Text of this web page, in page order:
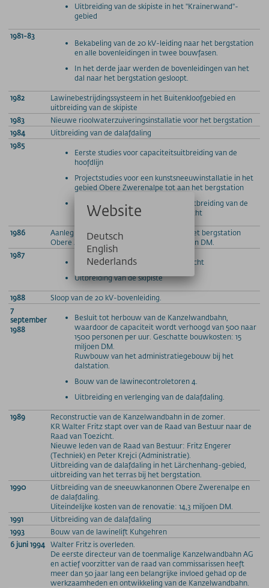
Uitbreiding van de skipiste in het "Krainerwand"-
gebied
1981-83
Bekabeling van de 20 kV-leiding naar het bergstation
en alle bovenleidingen in twee bouwfasen.
In het derde jaar werden de bovenleidingen van het
dal naar het bergstation gesloopt.
1982
Lawinebestrijdingssysteem in het Buitenkloofgebied en
uitbreiding van de skipiste
1983
Nieuwe rioolwaterzuiveringsinstallatie voor het bergstation
1984
Uitbreiding van de dalafdaling
1985
Eerste studies voor capaciteitsuitbreiding van de
hoofdlijn
Projectstudies voor een kunstsneeuwinstallatie in het
gebied Obere Zwerenalpe tot aan het bergstation
Uitbreiding van de dalafdaling en uitbreiding van de
lawinebestrijding in de Buitenschlucht
1986
Aanleg van de kunstsneeuwinstallatie bij het bergstation
Obere Zwerenalpe. Bouwkosten: 1,5 miljoen DM.
1987
Lawinebestrijding in de Buitenschlucht
Uitbreiding van de skipiste
1988
Sloop van de 20 kV-bovenleiding.
7
september
1988
Besluit tot herbouw van de Kanzelwandbahn,
waardoor de capaciteit wordt verhoogd van 500 naar
1500 personen per uur. Geschatte bouwkosten: 15
miljoen DM.
Ruwbouw van het administratiegebouw bij het
dalstation.
Bouw van de lawinecontroletoren 4.
Uitbreiding en verlenging van de dalafdaling.
1989
Reconstructie van de Kanzelwandbahn in de zomer.
KR Walter Fritz stapt over van de Raad van Bestuur naar de
Raad van Toezicht.
Nieuwe leden van de Raad van Bestuur: Fritz Engerer
(Techniek) en Peter Krejci (Administratie).
Uitbreiding van de dalafdaling in het Lärchenhang-gebied,
uitbreiding van het terras bij het bergstation.
1990
Uitbreiding van de sneeuwkanonnen Obere Zwerenalpe en
de dalafdaling.
Uiteindelijke kosten van de renovatie: 14,3 miljoen DM.
1991
Uitbreiding van de dalafdaling
1993
Bouw van de lawinelift Kuhgehren
6 juni 1994 Walter Fritz is overleden.
De eerste directeur van de toenmalige Kanzelwandbahn AG
en actief voorzitter van de raad van commissarissen heeft
meer dan 50 jaar lang een belangrijke invloed gehad op de
werkzaamheden en ontwikkeling van de Kanzelwandbahn.
Website
Deutsch
English
Nederlands